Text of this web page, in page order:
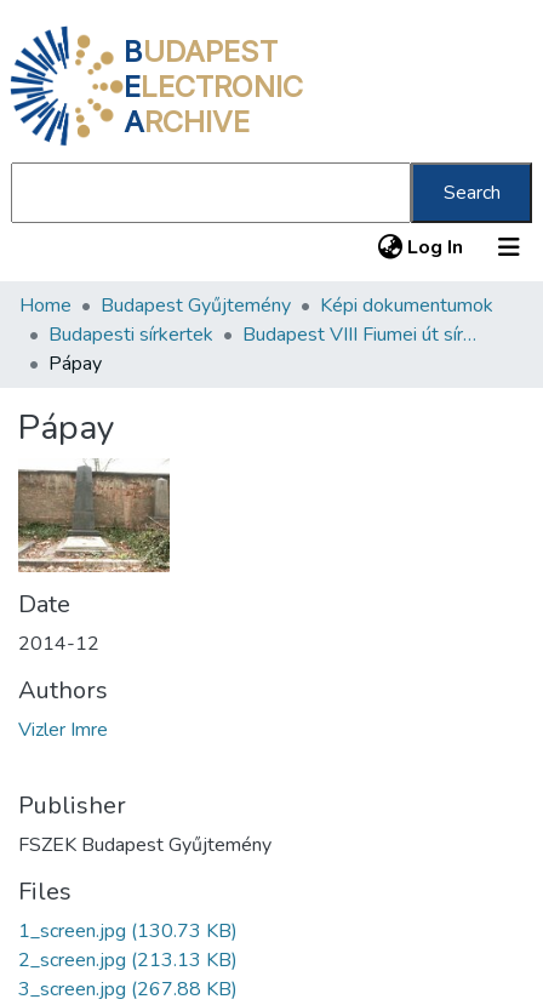
BUDAPEST
ELECTRONIC
ARCHIVE
Search
Log In (current)
Communities & Collections
All of DSpace
About us
Home Budapest Gyűjtemény
Képi dokumentumok
Budapesti sírkertek
Budapest VIII Fiumei út sírkert 3. rész
Pápay
Pápay
Date
2014-12
Authors
Vizler Imre
Publisher
FSZEK Budapest Gyűjtemény
Files
1_screen.jpg (130.73 KB)
2_screen.jpg (213.13 KB)
3_screen.jpg (267.88 KB)